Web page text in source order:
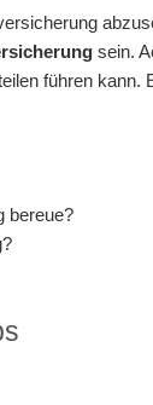
sein.
führen kann.
bereue?